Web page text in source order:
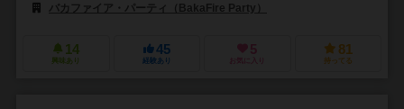
バカファイア・パーティ（BakaFire Party）
14
興味あり
45
経験あり
5
お気に入り
81
持ってる